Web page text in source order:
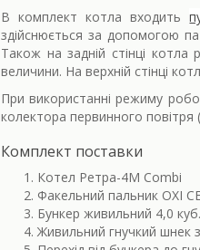
В комплект котла входить
здійснюється за допомогою
Також на задній стінці
величини. На верхній стінці
При використанні режиму
колектора первинного
Комплект поставки
Котел Ретра-4М Combi
Факельний пальник OXI
Бункер живильний 4,0
Живильний гнучкий шнек